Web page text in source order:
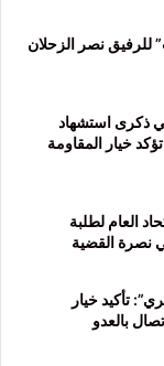
للرفيق نصر الزحلان
ذكرى استشهاد
خيار المقاومة
العام لطلبة
نصرة القضية
تأكيد خيار
بالعدو